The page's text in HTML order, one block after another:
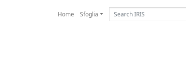
Home Sfoglia